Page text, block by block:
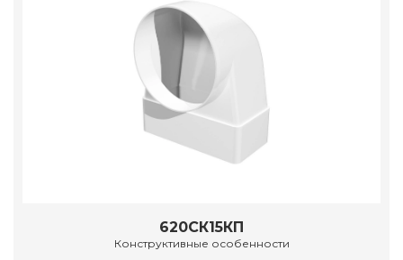
620СК15КП
Конструктивные особенности